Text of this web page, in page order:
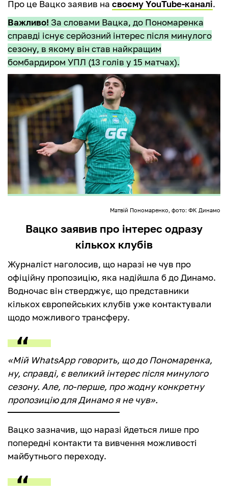
Про це Вацко заявив на своєму YouTube-каналі.
Важливо! За словами Вацка, до Пономаренка
справді існує серйозний інтерес після минулого
сезону, в якому він став найкращим
бомбардиром УПЛ (13 голів у 15 матчах).
Матвій Пономаренко, фото: ФК Динамо
Вацко заявив про інтерес одразу
кількох клубів
Журналіст наголосив, що наразі не чув про
офіційну пропозицію, яка надійшла б до Динамо.
Водночас він стверджує, що представники
кількох європейських клубів уже контактували
щодо можливого трансферу.
«Мій WhatsApp говорить, що до Пономаренка,
ну, справді, є великий інтерес після минулого
сезону. Але, по-перше, про жодну конкретну
пропозицію для Динамо я не чув».
Вацко зазначив, що наразі йдеться лише про
попередні контакти та вивчення можливості
майбутнього переходу.